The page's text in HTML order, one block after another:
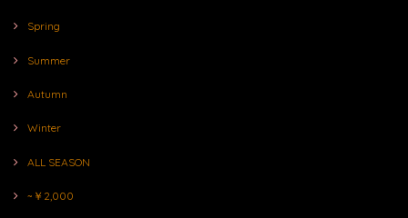
Spring
Summer
Autumn
Winter
ALL SEASON
~￥2,000